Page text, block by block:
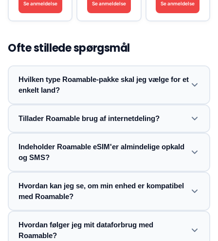
Se anmeldelse Se anmeldelse Se anmeldelse
Ofte stillede spørgsmål
Hvilken type Roamable-pakke skal jeg vælge for et
enkelt land?
Tillader Roamable brug af internetdeling?
Indeholder Roamable eSIM'er almindelige opkald
og SMS?
Hvordan kan jeg se, om min enhed er kompatibel
med Roamable?
Hvordan følger jeg mit dataforbrug med
Roamable?